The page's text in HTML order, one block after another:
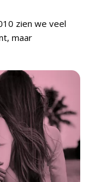
zien we veel
maar